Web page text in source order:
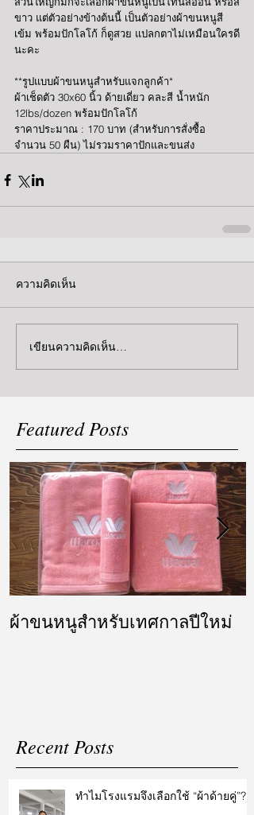
ขาว แต่ตัวอย่างข้างต้นนี้ เป็นตัวอย่างผ้าขนหนูสี
เข้ม พร้อมปักโลโก้ ก็ดูสวย แปลกตาไม่เหมือนใครดี
นะคะ
**รูปแบบผ้าขนหนูสำหรับแจกลูกค้า*
ผ้าเช็ดตัว 30x60 นิ้ว ด้ายเดี่ยว คละสี น้ำหนัก
12lbs/dozen พร้อมปักโลโก้
ราคาประมาณ : 170 บาท (สำหรับการสั่งซื้อ
จำนวน 50 ผืน) ไม่รวมราคาปักและขนส่ง
ความคิดเห็น
เขียนความคิดเห็น…
Featured Posts
ผ้าขนหนูสำหรับเทศกาลปีใหม่
Recent Posts
ทำไมโรงแรมจึงเลือกใช้ “ผ้าด้ายคู่”?